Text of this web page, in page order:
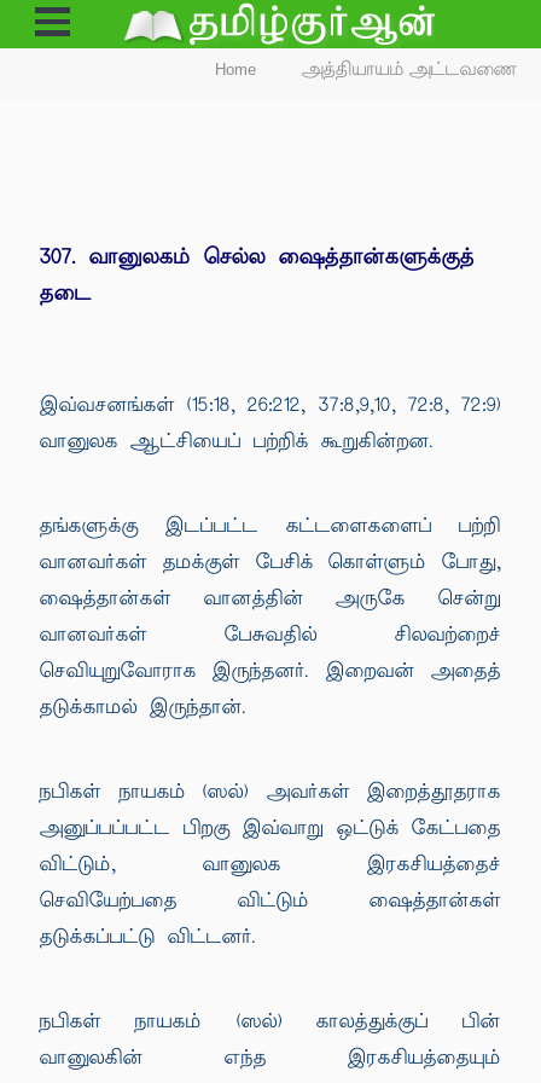
Open
Menu
Home அத்தியாயம் அட்டவணை
307. வானுலகம் செல்ல ஷைத்தான்களுக்குத்
தடை
இவ்வசனங்கள் (15:18, 26:212, 37:8,9,10, 72:8, 72:9)
வானுலக ஆட்சியைப் பற்றிக் கூறுகின்றன.
தங்களுக்கு இடப்பட்ட கட்டளைகளைப் பற்றி
வானவர்கள் தமக்குள் பேசிக் கொள்ளும் போது,
ஷைத்தான்கள் வானத்தின் அருகே சென்று
வானவர்கள் பேசுவதில் சிலவற்றைச்
செவியுறுவோராக இருந்தனர். இறைவன் அதைத்
தடுக்காமல் இருந்தான்.
நபிகள் நாயகம் (ஸல்) அவர்கள் இறைத்தூதராக
அனுப்பப்பட்ட பிறகு இவ்வாறு ஒட்டுக் கேட்பதை
விட்டும், வானுலக இரகசியத்தைச்
செவியேற்பதை விட்டும் ஷைத்தான்கள்
தடுக்கப்பட்டு விட்டனர்.
நபிகள் நாயகம் (ஸல்) காலத்துக்குப் பின்
வானுலகின் எந்த இரகசியத்தையும்